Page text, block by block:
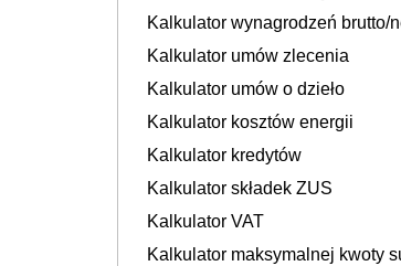
Kalkulator wynagrodzeń brutto/
Kalkulator umów zlecenia
Kalkulator umów o dzieło
Kalkulator kosztów energii
Kalkulator kredytów
Kalkulator składek ZUS
Kalkulator VAT
Kalkulator maksymalnej kwoty